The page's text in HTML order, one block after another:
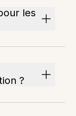
les
?